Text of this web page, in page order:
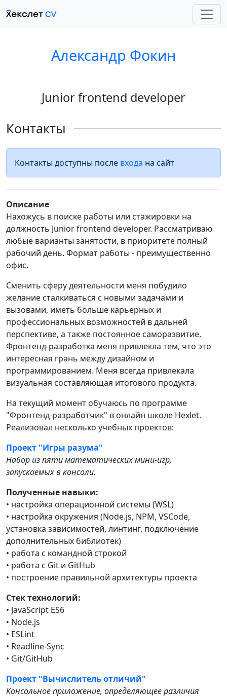
Александр Фокин
Junior frontend developer
Контакты
Контакты доступны после входа на сайт
Описание
Нахожусь в поиске работы или стажировки на
должность Junior frontend developer. Рассматриваю
любые варианты занятости, в приоритете полный
рабочий день. Формат работы - преимущественно
офис.
Сменить сферу деятельности меня побудило
желание сталкиваться с новыми задачами и
вызовами, иметь больше карьерных и
профессиональных возможностей в дальней
перспективе, а также постоянное саморазвитие.
Фронтенд-разработка меня привлекла тем, что это
интересная грань между дизайном и
программированием. Меня всегда привлекала
визуальная составляющая итогового продукта.
На текущий момент обучаюсь по программе
"Фронтенд-разработчик" в онлайн школе Hexlet.
Реализовал несколько учебных проектов:
Проект "Игры разума"
Набор из пяти математических мини-игр,
запускаемых в консоли.
Полученные навыки:
• настройка операционной системы (WSL)
• настройка окружения (Node.js, NPM, VSCode,
установка зависимостей, линтинг, подключение
дополнительных библиотек)
• работа с командной строкой
• работа с Git и GitHub
• построение правильной архитектуры проекта
Стек технологий:
• JavaScript ES6
• Node.js
• ESLint
• Readline-Sync
• Git/GitHub
Проект "Вычислитель отличий"
Консольное приложение, определяющее различия